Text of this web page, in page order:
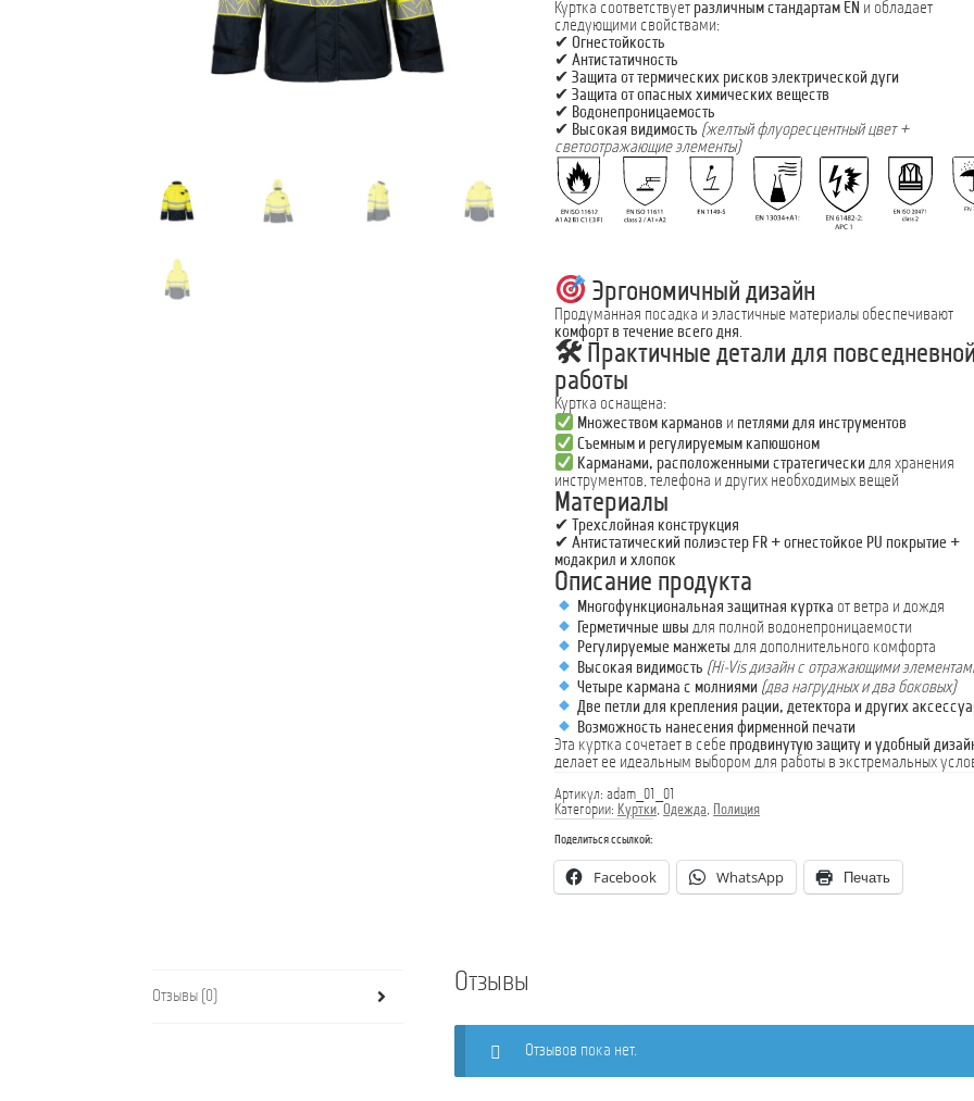
Куртка соответствует различным стандартам EN и обладает
следующими свойствами:
✔Огнестойкость
✔Антистатичность
✔Защита от термических рисков электрической дуги
✔Защита от опасных химических веществ
✔ Водонепроницаемость
✔ Высокая видимость (желтый флуоресцентный цвет +
светоотражающие элементы)
Эргономичный дизайн
Продуманная посадка и эластичные материалы обеспечивают
комфорт в течение всего дня.
🛠 Практичные детали для повседневной
работы
Куртка оснащена:
Множеством карманов и петлями для инструментов
Съемным и регулируемым капюшоном
Карманами, расположенными стратегическидля хранения
инструментов, телефона и других необходимых вещей
Материалы
✔ Трехслойная конструкция
✔Антистатический полиэстер FR + огнестойкое PU покрытие +
модакрил и хлопок
Описание продукта
Многофункциональная защитная куртка от ветра и дождя
Герметичные швы для полной водонепроницаемости
Регулируемые манжеты для дополнительного комфорта
Высокая видимость (Hi-Vis дизайн с отражающими
Четыре кармана с молниями (два нагрудных и два боковых)
Две петли для крепления рации, детектора и других
Возможность нанесения фирменной печати
Эта куртка сочетает в себе продвинутую защиту и удобный
делает ее идеальным выбором для работы в экстремальных
Артикул:adam_01_01
Категории: Куртки,Одежда, Полиция
Поделиться ссылкой:
Facebook WhatsApp Печать
Отзывы (0) Отзывы
Отзывов пока нет.